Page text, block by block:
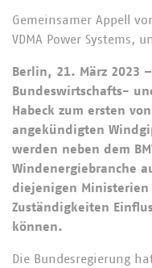
Gemeinsamer Appell von
VDMA Power Systems,
Berlin, 21. März 2023
Bundeswirtschafts-
Habeck zum ersten
angekündigten
werden neben dem
Windenergiebranche
diejenigen
Zuständigkeiten
können.
Die Bundesregierung